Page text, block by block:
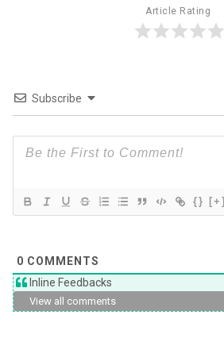
Article Rating
Subscribe
{} [+]
0 COMMENTS
Inline Feedbacks
View all comments